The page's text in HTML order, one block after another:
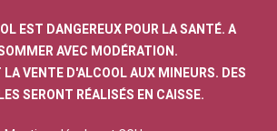
EST DANGEREUX POUR LA SANTÉ. A
AVEC MODÉRATION.
VENTE D'ALCOOL AUX MINEURS. DES
SERONT RÉALISÉS EN CAISSE.